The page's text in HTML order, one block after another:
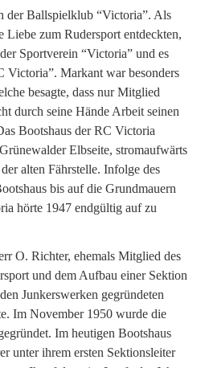
der Ballspielklub “Victoria”. Als
Liebe zum Rudersport entdeckten,
Sportverein “Victoria” und es
Victoria”. Markant war besonders
besagte, dass nur Mitglied
durch seine Hände Arbeit seinen
Bootshaus der RC Victoria
Elbseite, stromaufwärts
alten Fährstelle. Infolge des
bis auf die Grundmauern
hörte 1947 endgültig auf zu
O. Richter, ehemals Mitglied des
und dem Aufbau einer Sektion
Junkerswerken gegründeten
Im November 1950 wurde die
Im heutigen Bootshaus
unter ihrem ersten Sektionsleiter